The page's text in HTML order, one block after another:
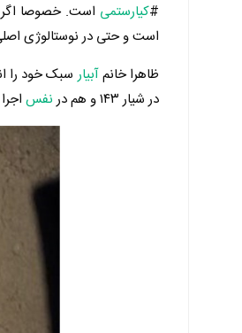
#کیارستمی است. خصوصا اگر
است و حتی در نوستالوژی
ظاهرا خانمآبیارسبک خود را
در شیار ۱۴۳ و هم در
نفس